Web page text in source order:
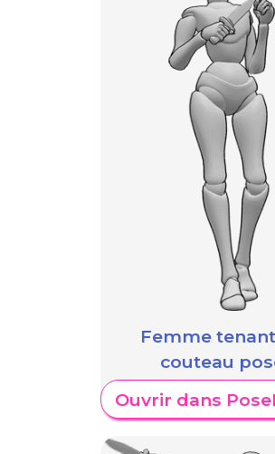
Femme
couteau
Ouvrir dans